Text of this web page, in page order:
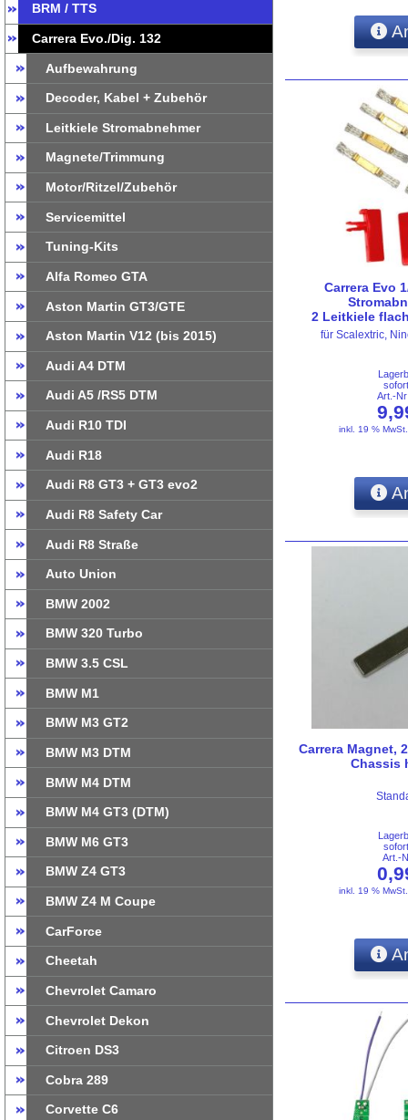
BRM / TTS
Carrera Evo./Dig. 132
Aufbewahrung
Decoder, Kabel + Zubehör
Leitkiele Stromabnehmer
Magnete/Trimmung
Motor/Ritzel/Zubehör
Servicemittel
Tuning-Kits
Alfa Romeo GTA
Aston Martin GT3/GTE
Aston Martin V12 (bis 2015)
Audi A4 DTM
Audi A5 /RS5 DTM
Audi R10 TDI
Audi R18
Audi R8 GT3 + GT3 evo2
Audi R8 Safety Car
Audi R8 Straße
Auto Union
BMW 2002
BMW 320 Turbo
BMW 3.5 CSL
BMW M1
BMW M3 GT2
BMW M3 DTM
BMW M4 DTM
BMW M4 GT3 (DTM)
BMW M6 GT3
BMW Z4 GT3
BMW Z4 M Coupe
CarForce
Cheetah
Chevrolet Camaro
Chevrolet Dekon
Citroen DS3
Cobra 289
Corvette C6
Carrera Evo
2 Leitkiele
für Scalextric,
Art.-
inkl. 19 %
Carrera Magnet,
Chassis
Art.-
inkl. 19 %